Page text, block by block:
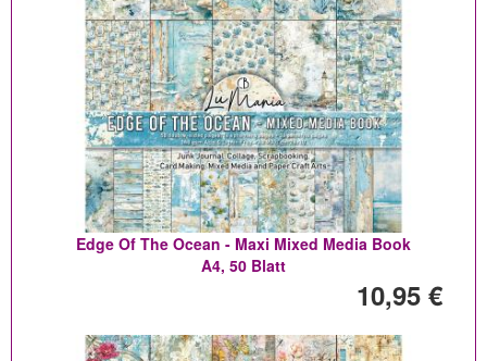
Edge Of The Ocean - Maxi Mixed Media Book
A4, 50 Blatt
10,95 €